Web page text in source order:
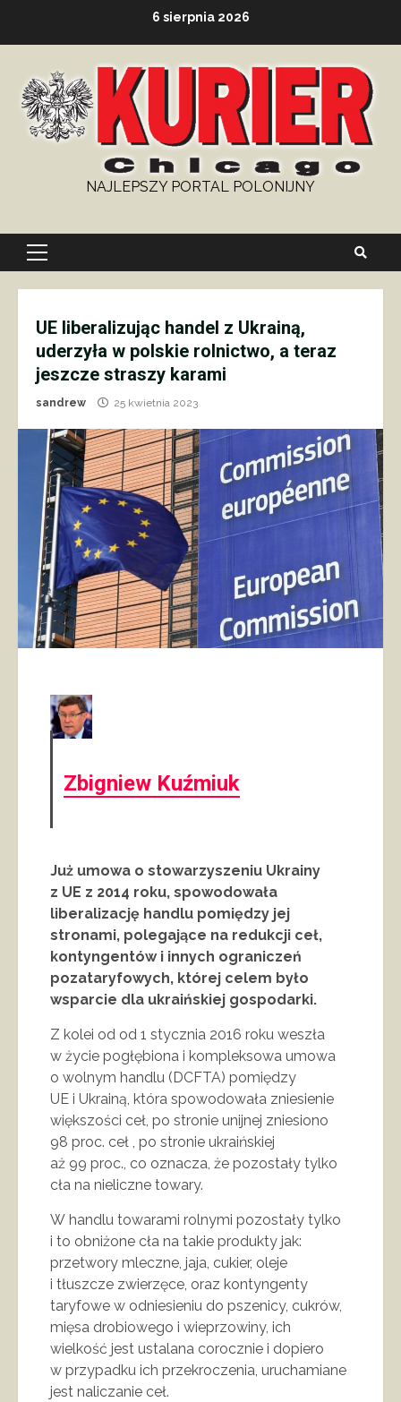
6 sierpnia 2026
NAJLEPSZY PORTAL POLONIJNY
Primary
UE liberalizując handel z Ukrainą,
uderzyła w polskie rolnictwo, a teraz
jeszcze straszy karami
sandrew 25 kwietnia 2023
Zbigniew Kuźmiuk
Już umowa o stowarzyszeniu Ukrainy
z UE z 2014 roku, spowodowała
liberalizację handlu pomiędzy jej
stronami, polegające na redukcji ceł,
kontyngentów i innych ograniczeń
pozataryfowych, której celem było
wsparcie dla ukraińskiej gospodarki.
Z kolei od od 1 stycznia 2016 roku weszła
w życie pogłębiona i kompleksowa umowa
o wolnym handlu (DCFTA) pomiędzy
UE i Ukrainą, która spowodowała zniesienie
większości ceł, po stronie unijnej zniesiono
98 proc. ceł , po stronie ukraińskiej
aż 99 proc., co oznacza, że pozostały tylko
cła na nieliczne towary.
W handlu towarami rolnymi pozostały tylko
i to obniżone cła na takie produkty jak:
przetwory mleczne, jaja, cukier, oleje
i tłuszcze zwierzęce, oraz kontyngenty
taryfowe w odniesieniu do pszenicy, cukrów,
mięsa drobiowego i wieprzowiny, ich
wielkość jest ustalana corocznie i dopiero
w przypadku ich przekroczenia, uruchamiane
jest naliczanie ceł.